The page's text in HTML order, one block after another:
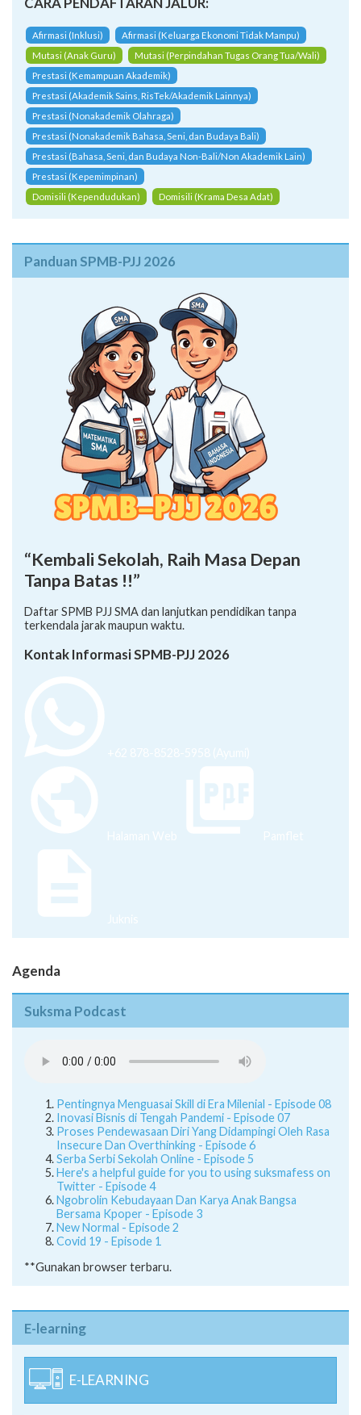
Afirmasi (Inklusi)
Afirmasi (Keluarga Ekonomi Tidak Mampu)
Mutasi (Anak Guru)
Mutasi (Perpindahan Tugas Orang Tua/Wali)
Prestasi (Kemampuan Akademik)
Prestasi (Akademik Sains, RisTek/Akademik Lainnya)
Prestasi (Nonakademik Olahraga)
Prestasi (Nonakademik Bahasa, Seni, dan Budaya Bali)
Prestasi (Bahasa, Seni, dan Budaya Non-Bali/Non Akademik Lain)
Prestasi (Kepemimpinan)
Domisili (Kependudukan)
Domisili (Krama Desa Adat)
Panduan SPMB-PJJ 2026
“Kembali Sekolah, Raih Masa Depan
Tanpa Batas !!”
Daftar SPMB PJJ SMA dan lanjutkan pendidikan tanpa
terkendala jarak maupun waktu.
Kontak Informasi SPMB-PJJ 2026
+62 878-8528-5958 (Ayumi)
Halaman Web Pamflet
Juknis
Agenda
Suksma Podcast
Pentingnya Menguasai Skill di Era Milenial - Episode 08
Inovasi Bisnis di Tengah Pandemi - Episode 07
Proses Pendewasaan Diri Yang Didampingi Oleh Rasa
Insecure Dan Overthinking - Episode 6
Serba Serbi Sekolah Online - Episode 5
Here's a helpful guide for you to using suksmafess on
Twitter - Episode 4
Ngobrolin Kebudayaan Dan Karya Anak Bangsa
Bersama Kpoper - Episode 3
New Normal - Episode 2
Covid 19 - Episode 1
**Gunakan browser terbaru.
E-learning
E-LEARNING